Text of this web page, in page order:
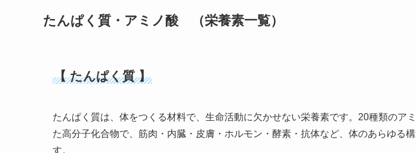
たんぱく質・アミノ酸 （栄養素一覧）
【 たんぱく質 】
たんぱく質は、体をつくる材料で、生命活動に欠かせない栄養素です。20種類のア
た高分子化合物で、筋肉・内臓・皮膚・ホルモン・酵素・抗体など、体のあらゆる
す。